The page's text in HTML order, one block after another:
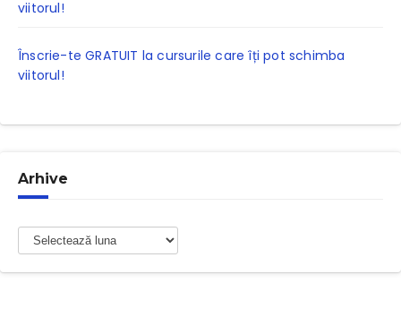
viitorul!
Înscrie-te GRATUIT la cursurile care îți pot schimba
viitorul!
Arhive
Arhive